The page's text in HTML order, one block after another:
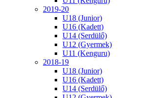
2019-20
U18 (Junior)
U16 (Kadett)
U14 (Serdülő)
U12 (Gyermek)
U11 (Kenguru)
2018-19
U18 (Junior)
U16 (Kadett)
U14 (Serdülő)